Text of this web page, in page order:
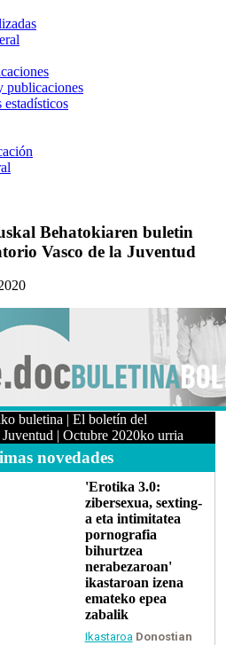
publicaciones
estadísticos
Behatokiaren buletin
Vasco de la Juventud
buletina | El boletín del
| Octubre 2020ko urria
novedades
'Erotika 3.0:
zibersexua, sexting-
a eta intimitatea
pornografia
bihurtzea
nerabezaroan'
ikastaroan izena
emateko epea
zabalik
Ikastaroa Donostian